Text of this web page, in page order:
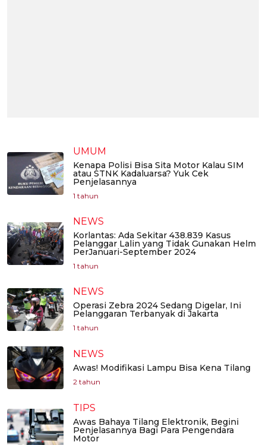
UMUM
Kenapa Polisi Bisa Sita Motor Kalau SIM
atau STNK Kadaluarsa? Yuk Cek
Penjelasannya
1 tahun
NEWS
Korlantas: Ada Sekitar 438.839 Kasus
Pelanggar Lalin yang Tidak Gunakan Helm
PerJanuari-September 2024
1 tahun
NEWS
Operasi Zebra 2024 Sedang Digelar, Ini
Pelanggaran Terbanyak di Jakarta
1 tahun
NEWS
Awas! Modifikasi Lampu Bisa Kena Tilang
2 tahun
TIPS
Awas Bahaya Tilang Elektronik, Begini
Penjelasannya Bagi Para Pengendara
Motor